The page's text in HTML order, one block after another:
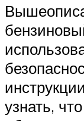
узнать,